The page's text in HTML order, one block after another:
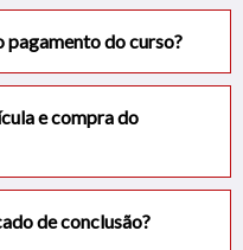
pagamento do curso?
e compra do
de conclusão?